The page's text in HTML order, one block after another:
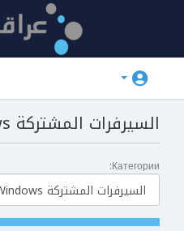
السيرفرات المشتركة VPS Windows
Категории: